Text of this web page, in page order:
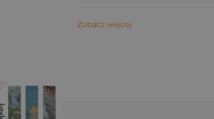
Zobacz więcej